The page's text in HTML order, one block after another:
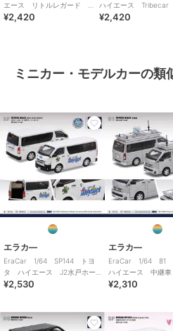
エース リトルレガード
15th ANNIVERSARY
¥2,420
ハイエース Tribecar
品
¥2,420
ミニカー・モデルカーの類
エラカ―
EraCar 1/64 SP144 トヨ
タ ハイエース J2水戸ホー
リーホック
¥2,530
エラカ―
EraCar 1/64 81
ハイエース 中継車
¥2,310